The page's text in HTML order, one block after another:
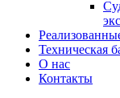
Техническая
О нас
Контакты